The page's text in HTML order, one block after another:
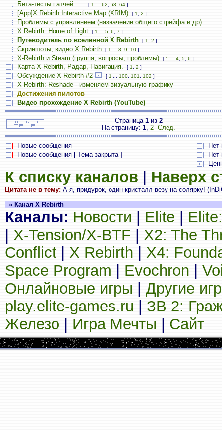
Бета-тесты патчей.
[ 1 62 63 64 ]
[App]X Rebirth Interactive Map (XRIM) [ 1 2 ]
Проблемы с управлением (назначение общего стрейфа и др)
X Rebirth: Home of Light
[ 1 5 6 7 ]
Путеводитель по вселенной X Rebirth [ 1 2 ]
Скриншоты, видео X Rebirth [ 1 8 9 10 ]
X-Rebirth и Steam (группа, вопросы, проблемы) [ 1 4 5 6 ]
Карта X Rebirth, Радар, Навигация. [ 1 2 ]
Обсуждение X Rebirth #2 [ 1 100 101 102 ]
X Rebirth: Reshade - изменяем визуальную графику
Достижения пилотов
Видео прохождение X Rebirth (YouTube)
Страница 1из 2
На страницу: 1, 2 След.
Новые сообщения
Нет
Новые сообщения [ Тема закрыта ]
Нет
К списку каналов Наверх
Цитата не в тему: А я, придурок, один кристалл везу на солярку!
» Канал X Rebirth
Каналы: Новости Elite
X-Tension/X-BTF
X2: The
Conflict
X Rebirth
X4:
Space Program
Evochron
Онлайновые игры
Другие
play.elite-games.ru
ЗВ 2:
Железо
Игра Мечты Сайт